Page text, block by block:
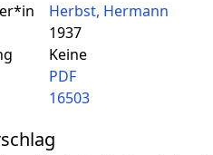
Herbst, Hermann
1937
Keine
PDF
16503